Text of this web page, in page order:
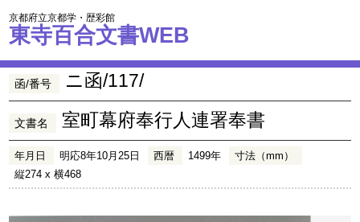
京都府立京都学・歴彩館
東寺百合文書WEB
函/番号 ニ函/117/
文書名 室町幕府奉行人連署奉書
年月日 明応8年10月25日 西暦 1499年
寸法（mm）
縦274 x 横468